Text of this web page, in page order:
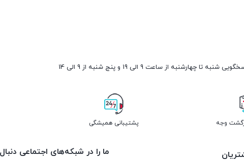
تا چهارشنبه از ساعت 9 الی 19 و پنج شنبه از 9 الی 14
پشتیبانی همیشگی
ما را در شبکه‌های اجتماعی